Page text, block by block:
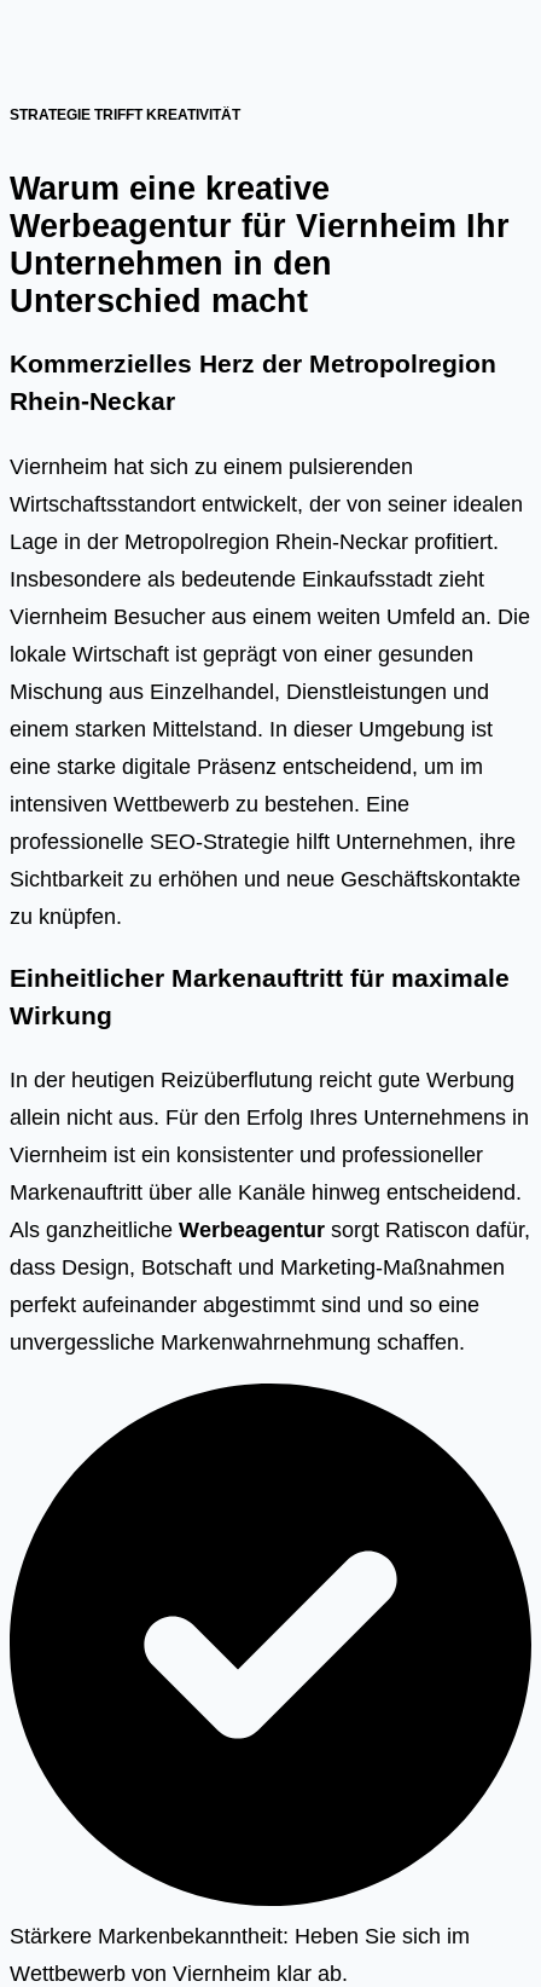
STRATEGIE TRIFFT KREATIVITÄT
Warum eine kreative
Werbeagentur für Viernheim Ihr
Unternehmen in den
Unterschied macht
Kommerzielles Herz der Metropolregion
Rhein-Neckar
Viernheim hat sich zu einem pulsierenden
Wirtschaftsstandort entwickelt, der von seiner idealen
Lage in der Metropolregion Rhein-Neckar profitiert.
Insbesondere als bedeutende Einkaufsstadt zieht
Viernheim Besucher aus einem weiten Umfeld an. Die
lokale Wirtschaft ist geprägt von einer gesunden
Mischung aus Einzelhandel, Dienstleistungen und
einem starken Mittelstand. In dieser Umgebung ist
eine starke digitale Präsenz entscheidend, um im
intensiven Wettbewerb zu bestehen. Eine
professionelle SEO-Strategie hilft Unternehmen, ihre
Sichtbarkeit zu erhöhen und neue Geschäftskontakte
zu knüpfen.
Einheitlicher Markenauftritt für maximale
Wirkung
In der heutigen Reizüberflutung reicht gute Werbung
allein nicht aus. Für den Erfolg Ihres Unternehmens in
Viernheim ist ein konsistenter und professioneller
Markenauftritt über alle Kanäle hinweg entscheidend.
Als ganzheitliche Werbeagentur sorgt Ratiscon dafür,
dass Design, Botschaft und Marketing-Maßnahmen
perfekt aufeinander abgestimmt sind und so eine
unvergessliche Markenwahrnehmung schaffen.
Stärkere Markenbekanntheit: Heben Sie sich im
Wettbewerb von Viernheim klar ab.